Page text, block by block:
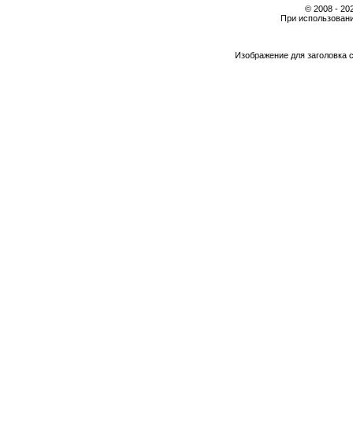
© 2008 -
При
Изображение для